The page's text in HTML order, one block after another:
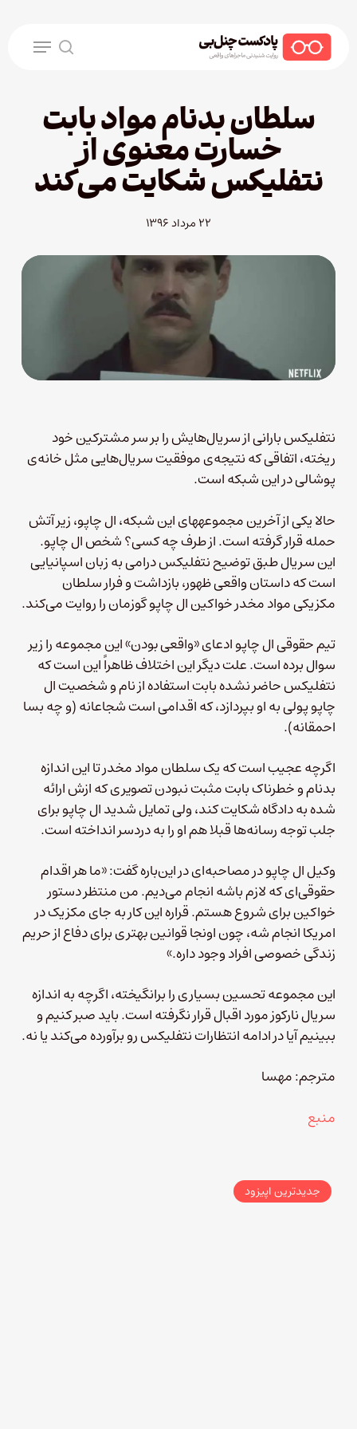
search
Menu
سلطان بدنام مواد بابت
خسارت معنوی از
نتفلیکس شکایت می‌کند
۲۲ مرداد ۱۳۹۶
نتفلیکس بارانی از سریال‌هایش را بر سر مشترکین خود
ریخته، اتفاقی که نتیجه‌ی موفقیت سریال‌هایی مثل خانه‌ی
پوشالی در این شبکه است.
حالا یکی از آخرین مجموعه‎های این شبکه، ال چاپو، زیر آتش
حمله قرار گرفته است. از طرف چه کسی؟ شخص ال چاپو.
این سریال طبق توضیح نتفلیکس درامی به زبان اسپانیایی
است که داستان واقعی ظهور، بازداشت و فرار سلطان
مکزیکی مواد مخدر خواکین ال چاپو گوزمان را روایت می‌کند.
تیم حقوقی ال چاپو ادعای «واقعی بودن» این مجموعه را زیر
سوال برده است. علت دیگر این اختلاف ظاهراً این است که
نتفلیکس حاضر نشده بابت استفاده از نام و شخصیت ال
چاپو پولی به او بپردازد، که اقدامی است شجاعانه (و چه بسا
احمقانه).
اگرچه عجیب است که یک سلطان مواد مخدر تا این اندازه
بدنام و خطرناک بابت مثبت نبودن تصویری که ازش ارائه
شده به دادگاه شکایت کند، ولی تمایل شدید ال چاپو برای
جلب توجه رسانه‌ها قبلا هم او را به دردسر انداخته است.
وکیل ال چاپو در مصاحبه‌ای در این‌باره گفت: «ما هر اقدام
حقوقی‌ای که لازم باشه انجام می‌دیم. من منتظر دستور
خواکین برای شروع هستم. قراره این کار به جای مکزیک در
امریکا انجام شه، چون اونجا قوانین بهتری برای دفاع از حریم
زندگی خصوصی افراد وجود داره.»
این مجموعه تحسین بسیاری را برانگیخته، اگرچه به اندازه
سریال نارکوز مورد اقبال قرار نگرفته است. باید صبر کنیم و
ببینیم آیا در ادامه انتظارات نتفلیکس رو برآورده می‌کند یا نه.
مترجم: مهسا
منبع
جدیدترین اپیزود